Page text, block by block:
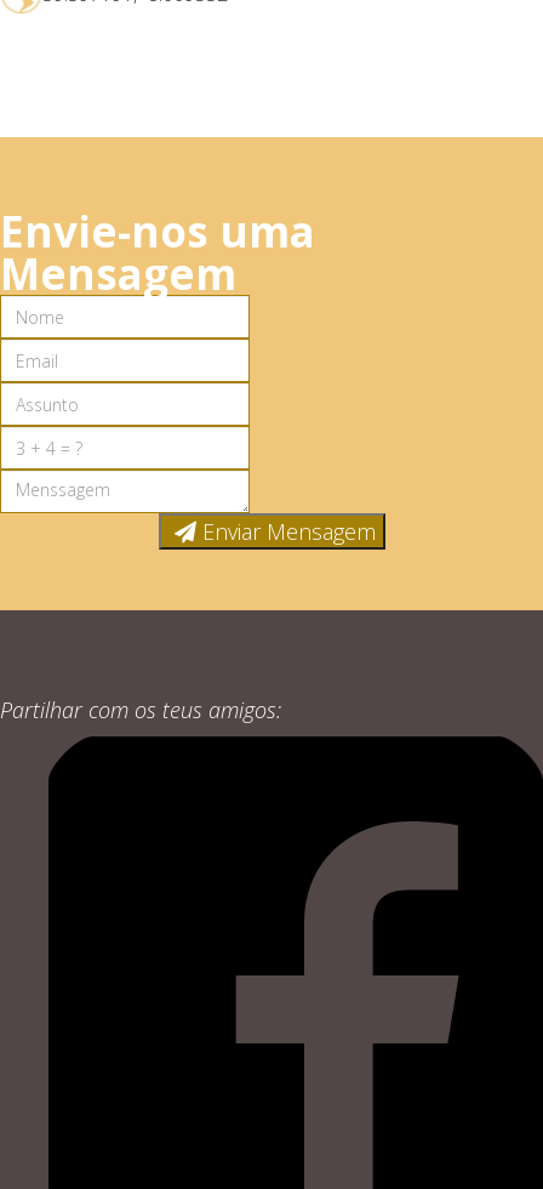
Envie-nos uma
Mensagem
Enviar Mensagem
Partilhar com os teus amigos: